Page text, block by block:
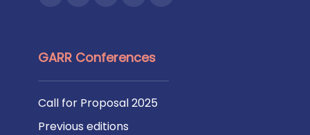
GARR Conferences
Call for Proposal 2025
Previous editions